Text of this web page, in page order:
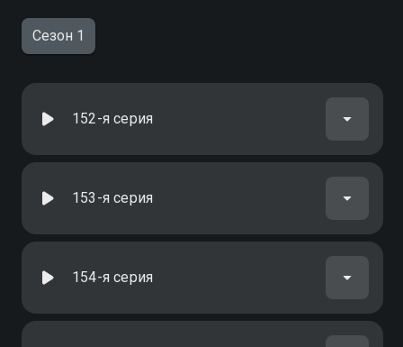
Сезон 1
152-я серия
153-я серия
154-я серия